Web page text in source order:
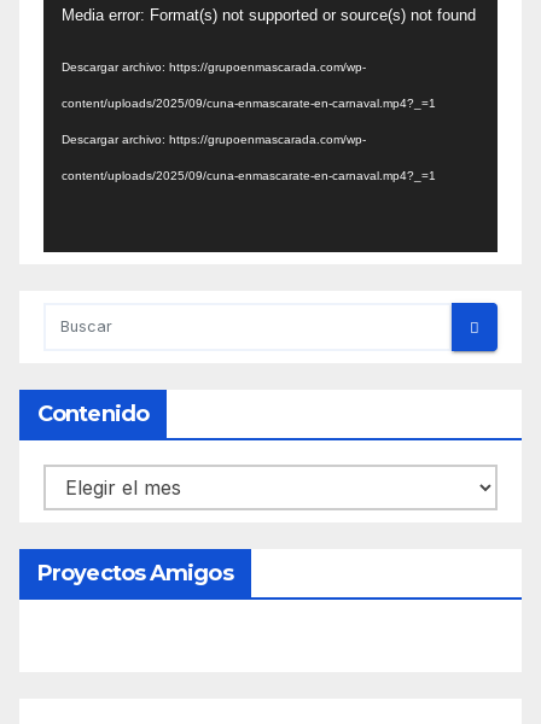
Reproductor
Media error: Format(s) not supported or source(s) not found
Descargar archivo: https://grupoenmascarada.com/wp-
content/uploads/2025/09/cuna-enmascarate-en-carnaval.mp4?_=1
Descargar archivo: https://grupoenmascarada.com/wp-
content/uploads/2025/09/cuna-enmascarate-en-carnaval.mp4?_=1
Contenido
Contenido
Proyectos Amigos